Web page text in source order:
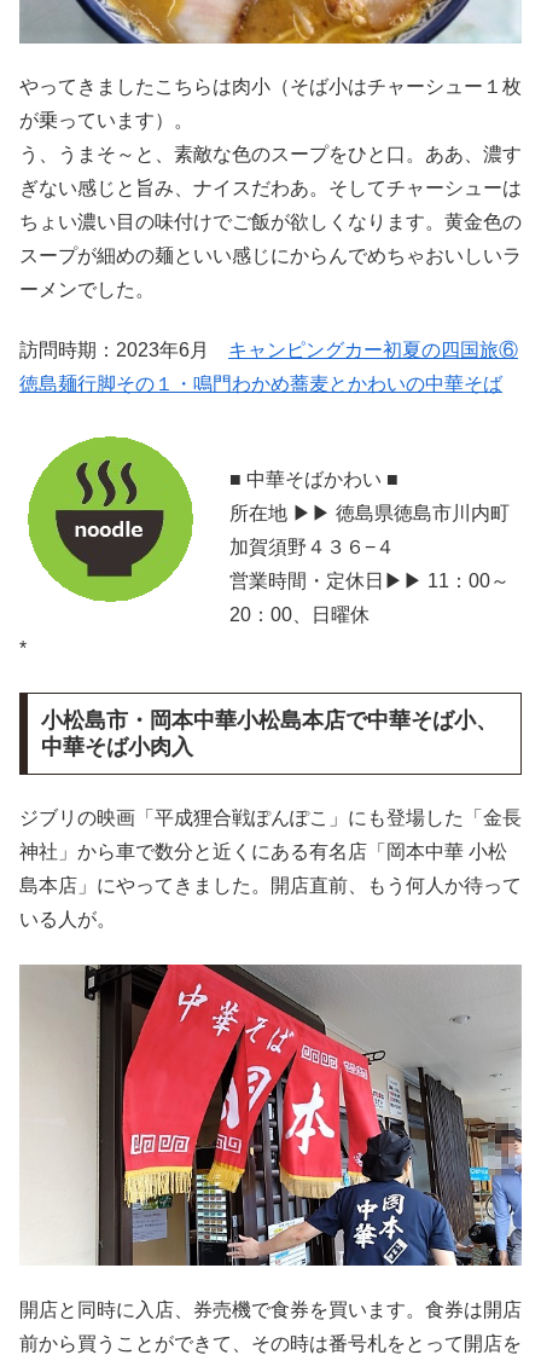
やってきましたこちらは肉小（そば小はチャーシュー１枚
が乗っています）。
う、うまそ～と、素敵な色のスープをひと口。ああ、濃す
ぎない感じと旨み、ナイスだわあ。そしてチャーシューは
ちょい濃い目の味付けでご飯が欲しくなります。黄金色の
スープが細めの麺といい感じにからんでめちゃおいしいラ
ーメンでした。
訪問時期：2023年6月 キャンピングカー初夏の四国旅⑥
徳島麺行脚その１・鳴門わかめ蕎麦とかわいの中華そば
■ 中華そばかわい ■
所在地 ▶▶ 徳島県徳島市川内町
加賀須野４３６−４
営業時間・定休日▶▶ 11：00～
20：00、日曜休
*
小松島市・岡本中華小松島本店で中華そば小、
中華そば小肉入
ジブリの映画「平成狸合戦ぽんぽこ」にも登場した「金長
神社」から車で数分と近くにある有名店「岡本中華 小松
島本店」にやってきました。開店直前、もう何人か待って
いる人が。
開店と同時に入店、券売機で食券を買います。食券は開店
前から買うことができて、その時は番号札をとって開店を